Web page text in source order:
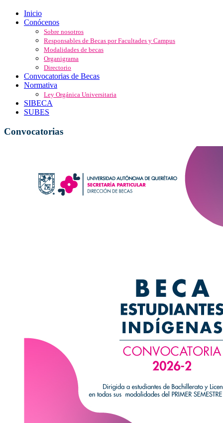
Inicio
Conócenos
Sobre nosotros
Responsables de Becas por Facultades y Campus
Modalidades de becas
Organigrama
Directorio
Convocatorias de Becas
Normativa
Ley Orgánica Universitaria
SIBECA
SUBES
Convocatorias